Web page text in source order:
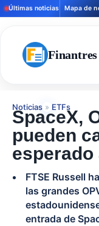
Últimas noticias Mapa de
Noticias » ETFs
SpaceX,
pueden
esperado
FTSE Russell
las grandes
entrada de